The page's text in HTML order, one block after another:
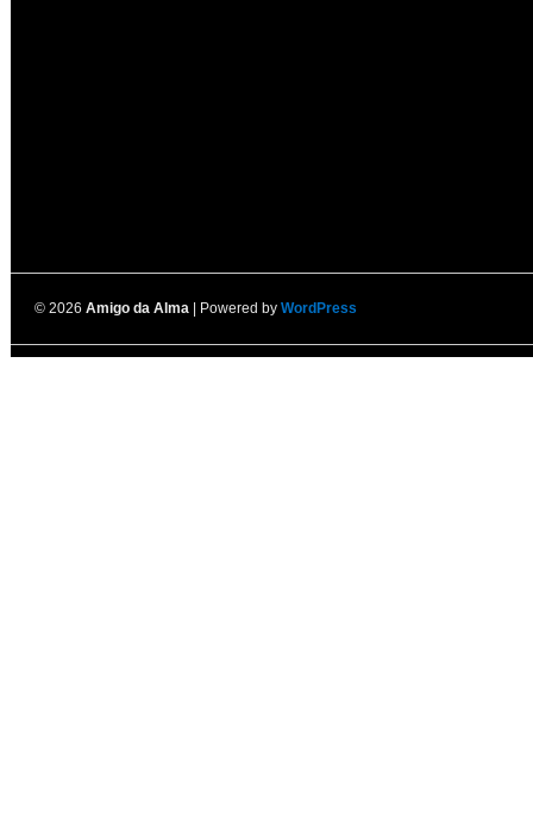
© 2026 Amigo da Alma | Powered by WordPress